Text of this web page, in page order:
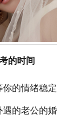
的时间
你的情绪稳
的老公的